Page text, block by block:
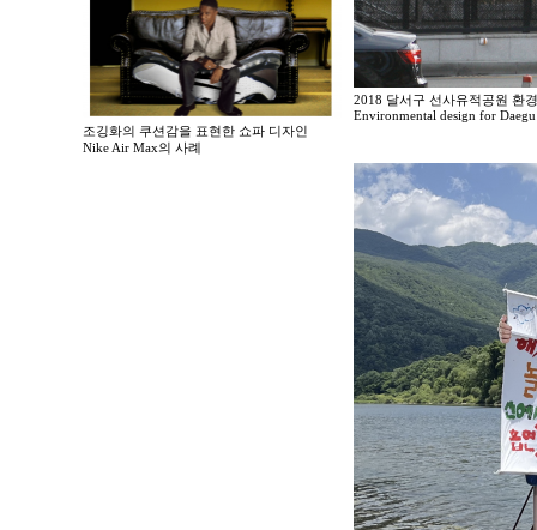
조깅화의 쿠션감을 표현한 쇼파 디자인
Nike Air Max의 사례
2018 달서구 선사유적공원 환
Environmental design for